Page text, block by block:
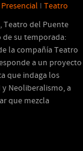
Presencial I Teatro
Teatro del Puente
de su temporada:
la compañía Teatro
a un proyecto
que indaga los
Neoliberalismo, a
que mezcla